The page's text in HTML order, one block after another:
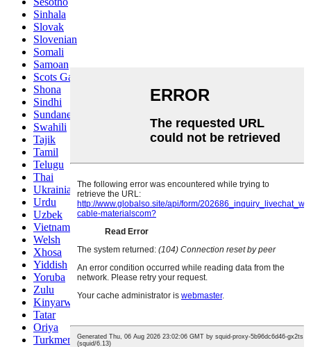
Sinhala
Slovak
Slovenian
Somali
Samoan
Scots Gaelic
Shona
Sindhi
Sundanese
Swahili
Tajik
Tamil
Telugu
Thai
Ukrainian
Urdu
Uzbek
Vietnamese
Welsh
Xhosa
Yiddish
Yoruba
Zulu
Kinyarwanda
Tatar
Oriya
Turkmen